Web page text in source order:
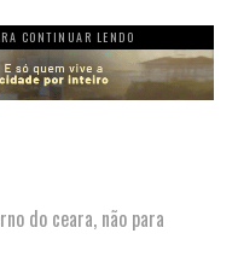
CONTINUAR LENDO
do ceara, não para